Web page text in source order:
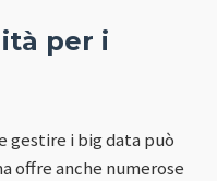
per i
i big data può
offre anche numerose